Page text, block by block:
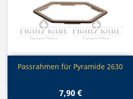
Vorschau
Passrahmen für Pyramide 2630
7,90 €